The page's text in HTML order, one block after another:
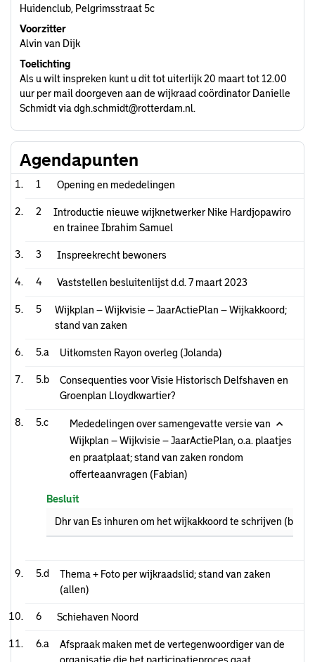
Huidenclub, Pelgrimsstraat 5c
Voorzitter
Alvin van Dijk
Toelichting
Als u wilt inspreken kunt u dit tot uiterlijk 20 maart tot 12.00
uur per mail doorgeven aan de wijkraad coördinator Danielle
Schmidt via dgh.schmidt@rotterdam.nl.
Agendapunten
1 Opening en mededelingen
2
Introductie nieuwe wijknetwerker Nike Hardjopawiro
en trainee Ibrahim Samuel
3 Inspreekrecht bewoners
4 Vaststellen besluitenlijst d.d. 7 maart 2023
5
Wijkplan – Wijkvisie – JaarActiePlan – Wijkakkoord;
stand van zaken
5.a Uitkomsten Rayon overleg (Jolanda)
5.b
Consequenties voor Visie Historisch Delfshaven en
Groenplan Lloydkwartier?
5.c
Mededelingen over samengevatte versie van
Wijkplan – Wijkvisie – JaarActiePlan, o.a. plaatjes
en praatplaat; stand van zaken rondom
offerteaanvragen (Fabian)
Besluit
Dhr van Es inhuren om het wijkakkoord te schrijven
5.d
Thema + Foto per wijkraadslid; stand van zaken
(allen)
6 Schiehaven Noord
6.a
Afspraak maken met de vertegenwoordiger van de